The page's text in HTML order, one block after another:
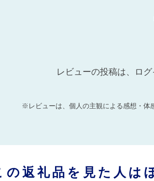
レビューの投稿は、ログ
※レビューは、個人の主観による感想・体
の返礼品を見た人は